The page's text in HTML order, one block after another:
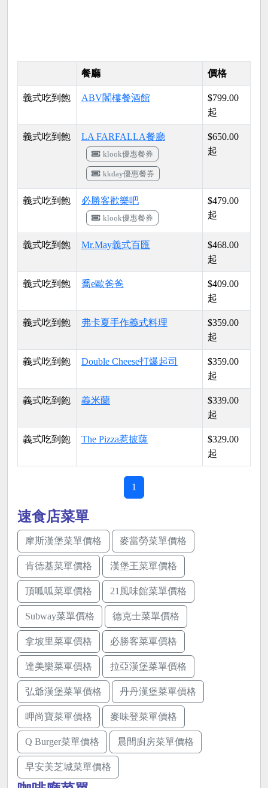
餐廳 價格
義式吃到飽 ABV閣樓餐酒館
$799.00
起
義式吃到飽 LA FARFALLA餐廳
klook優惠餐券
kkday優惠餐券
$650.00
起
義式吃到飽 必勝客歡樂吧
klook優惠餐券
$479.00
起
義式吃到飽 Mr.May義式百匯
$468.00
起
義式吃到飽 喬e歐爸爸
$409.00
起
義式吃到飽 弗卡夏手作義式料理
$359.00
起
義式吃到飽 Double Cheese打爆起司
$359.00
起
義式吃到飽 義米蘭
$339.00
起
義式吃到飽 The Pizza惹披薩
$329.00
起
1
速食店菜單
摩斯漢堡菜單價格 麥當勞菜單價格
肯德基菜單價格 漢堡王菜單價格
頂呱呱菜單價格 21風味館菜單價格
Subway菜單價格 德克士菜單價格
拿坡里菜單價格 必勝客菜單價格
達美樂菜單價格 拉亞漢堡菜單價格
弘爺漢堡菜單價格 丹丹漢堡菜單價格
呷尚寶菜單價格 麥味登菜單價格
Q Burger菜單價格 晨間廚房菜單價格
早安美芝城菜單價格